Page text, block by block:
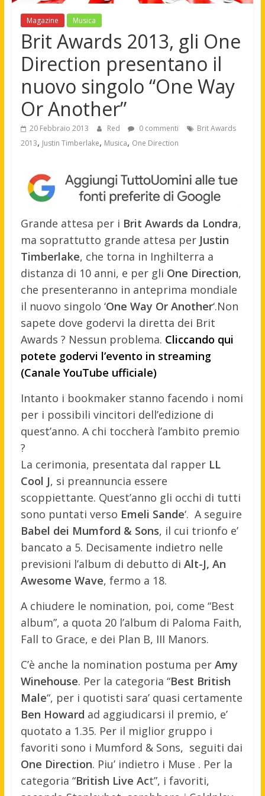
Magazine Musica
Brit Awards 2013, gli One
Direction presentano il
nuovo singolo “One Way
Or Another”
20 Febbraio 2013 Red 0 commenti
Brit Awards
2013, Justin Timberlake, Musica, One Direction
Grande attesa per i Brit Awards da Londra,
ma soprattutto grande attesa per Justin
Timberlake, che torna in Inghilterra a
distanza di 10 anni, e per gli One Direction,
che presenteranno in anteprima mondiale
il nuovo singolo ‘One Way Or Another‘.Non
sapete dove godervi la diretta dei Brit
Awards ? Nessun problema. Cliccando qui
potete godervi l’evento in streaming
(Canale YouTube ufficiale)
Intanto i bookmaker stanno facendo i nomi
per i possibili vincitori dell’edizione di
quest’anno. A chi toccherà l’ambito premio
?
La cerimonia, presentata dal rapper LL
Cool J, si preannuncia essere
scoppiettante. Quest’anno gli occhi di tutti
sono puntati verso Emeli Sande‘. A seguire
Babel dei Mumford & Sons, il cui trionfo e’
bancato a 5. Decisamente indietro nelle
previsioni l’album di debutto di Alt-J, An
Awesome Wave, fermo a 18.
A chiudere le nomination, poi, come “Best
album”, a quota 20 l’album di Paloma Faith,
Fall to Grace, e dei Plan B, III Manors.
C’è anche la nomination postuma perAmy
Winehouse. Per la categoria “Best British
Male“, per i quotisti sara’ quasi certamente
Ben Howard ad aggiudicarsi il premio, e’
quotato a 1.35. Per il miglior gruppo i
favoriti sono i Mumford & Sons, seguiti dai
One Direction. Piu’ indietro i Muse . Per la
categoria “British Live Act”, i favoriti,